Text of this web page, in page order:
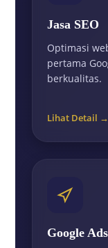
Jasa SEO
Optimasi
pertama
berkualitas.
Lihat Detail →
Google Ads